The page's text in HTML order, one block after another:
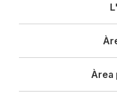
principal
Àrea